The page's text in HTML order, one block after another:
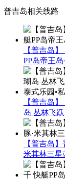
普吉岛相关线路
【普吉岛
PP岛帝王岛
【普吉岛
岛 丛林飞
【普吉岛
米其林三星